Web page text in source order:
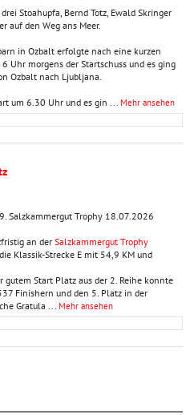
Stoahupfa, Bernd Totz, Ewald Skringer
auf den Weg ans Meer.
in Ozbalt erfolgte nach eine kurzen
Uhr morgens der Startschuss und es ging
Ozbalt nach Ljubljana.
um 6.30 Uhr und es gin ... Mehr ansehen
Salzkammergut Trophy 18.07.2026
an der Salzkammergut Trophy
Klassik-Strecke E mit 54,9 KM und
gutem Start Platz aus der 2. Reihe konnte
Finishern und den 5. Platz in der
Gratula ... Mehr ansehen